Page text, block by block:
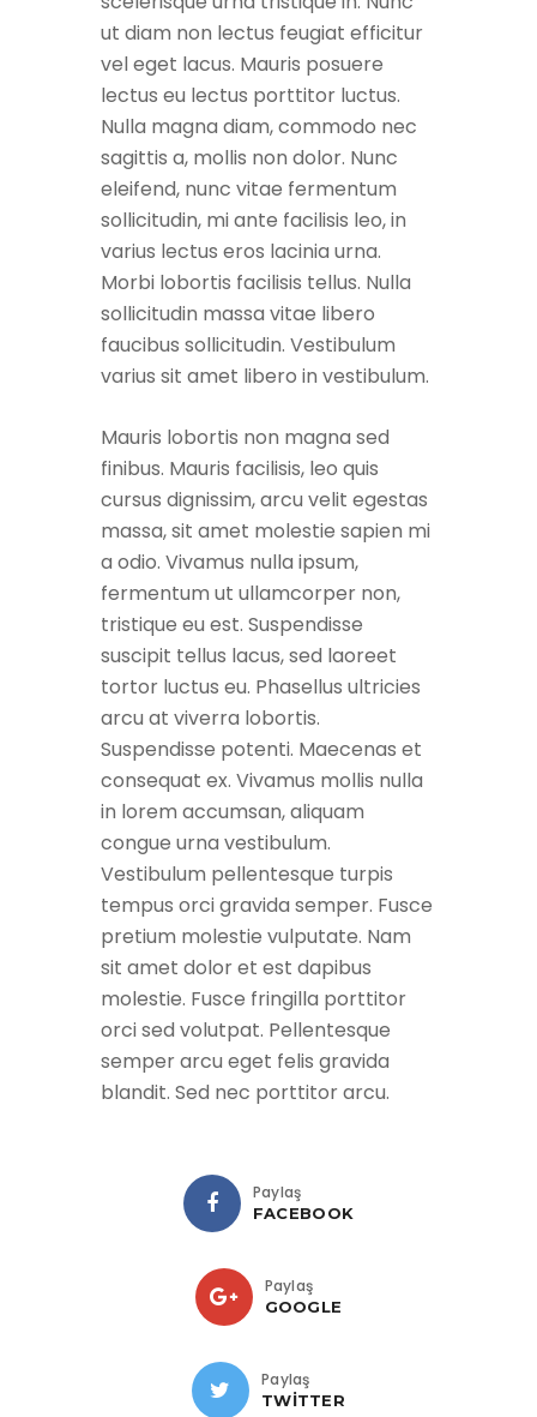
ut diam non lectus feugiat efficitur
vel eget lacus. Mauris posuere
lectus eu lectus porttitor luctus.
Nulla magna diam, commodo nec
sagittis a, mollis non dolor. Nunc
eleifend, nunc vitae fermentum
sollicitudin, mi ante facilisis leo, in
varius lectus eros lacinia urna.
Morbi lobortis facilisis tellus. Nulla
sollicitudin massa vitae libero
faucibus sollicitudin. Vestibulum
varius sit amet libero in vestibulum.
Mauris lobortis non magna sed
finibus. Mauris facilisis, leo quis
cursus dignissim, arcu velit egestas
massa, sit amet molestie sapien mi
a odio. Vivamus nulla ipsum,
fermentum ut ullamcorper non,
tristique eu est. Suspendisse
suscipit tellus lacus, sed laoreet
tortor luctus eu. Phasellus ultricies
arcu at viverra lobortis.
Suspendisse potenti. Maecenas et
consequat ex. Vivamus mollis nulla
in lorem accumsan, aliquam
congue urna vestibulum.
Vestibulum pellentesque turpis
tempus orci gravida semper. Fusce
pretium molestie vulputate. Nam
sit amet dolor et est dapibus
molestie. Fusce fringilla porttitor
orci sed volutpat. Pellentesque
semper arcu eget felis gravida
blandit. Sed nec porttitor arcu.
Paylaş
FACEBOOK
Paylaş
GOOGLE
Paylaş
TWITTER